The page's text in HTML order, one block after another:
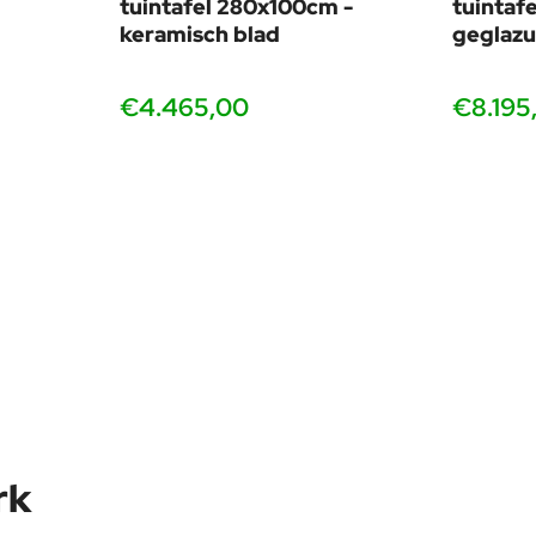
tuintafel 280x100cm -
keramisch blad
€4.465,00